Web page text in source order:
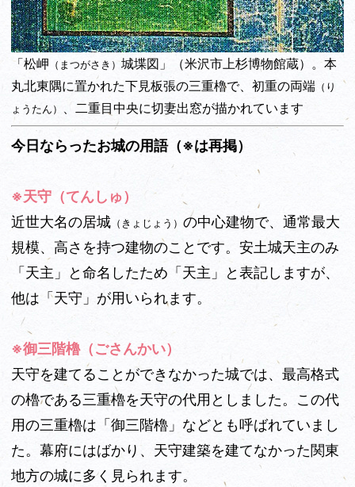
「松岬 （まつがさき） 城堞図」（米沢市上杉博物館蔵）。本
丸北東隅に置かれた下見板張の三重櫓で、初重の両端 （り
ょうたん）
、二重目中央に切妻出窓が描かれています
今日ならったお城の用語（※は再掲）
※天守（てんしゅ）
近世大名の居城 （きょじょう） の中心建物で、通常最大
規模、高さを持つ建物のことです。安土城天主のみ
「天主」と命名したため「天主」と表記しますが、
他は「天守」が用いられます。
※御三階櫓（ごさんかい）
天守を建てることができなかった城では、最高格式
の櫓である三重櫓を天守の代用としました。この代
用の三重櫓は「御三階櫓」などとも呼ばれていまし
た。幕府にはばかり、天守建築を建てなかった関東
地方の城に多く見られます。